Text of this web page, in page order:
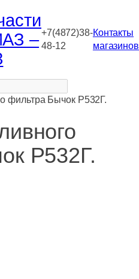
– +7(4872)38-
48-12
Контакты
магазинов
фильтра Бычок Р532Г.
Р532Г.